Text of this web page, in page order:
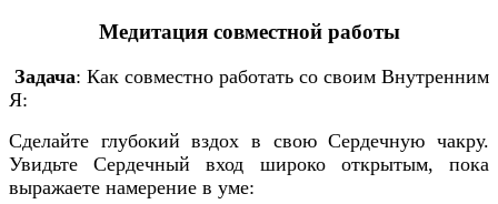
Медитация совместной работы
Задача: Как совместно работать со своим Внутренним
Я:
Сделайте глубокий вздох в свою Сердечную чакру.
Увидьте Сердечный вход широко открытым, пока
выражаете намерение в уме: